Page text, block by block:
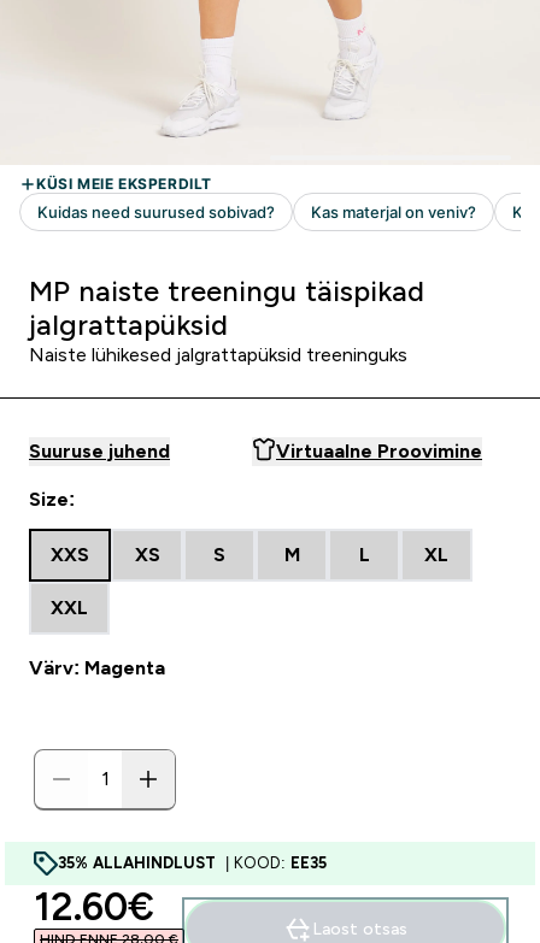
MP naiste treeningu täispikad
jalgrattapüksid
Naiste lühikesed jalgrattapüksid treeninguks
Suuruse juhend Virtuaalne Proovimine
Size:
XXS XS S M L XL
XXL
Värv: Magenta
35% ALLAHINDLUST | KOOD: EE35
discounted price
12.60€‎
HIND ENNE 28,00 €‎
Laost otsas